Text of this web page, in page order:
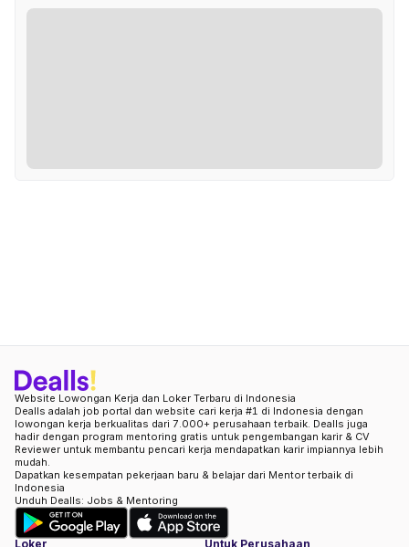
Website Lowongan Kerja dan Loker Terbaru di Indonesia
Dealls adalah job portal dan website cari kerja #1 di Indonesia dengan
lowongan kerja berkualitas dari 7.000+ perusahaan terbaik. Dealls juga
hadir dengan program mentoring gratis untuk pengembangan karir & CV
Reviewer untuk membantu pencari kerja mendapatkan karir impiannya lebih
mudah.
Dapatkan kesempatan pekerjaan baru & belajar dari Mentor terbaik di
Indonesia
Unduh Dealls: Jobs & Mentoring
Loker Untuk Perusahaan